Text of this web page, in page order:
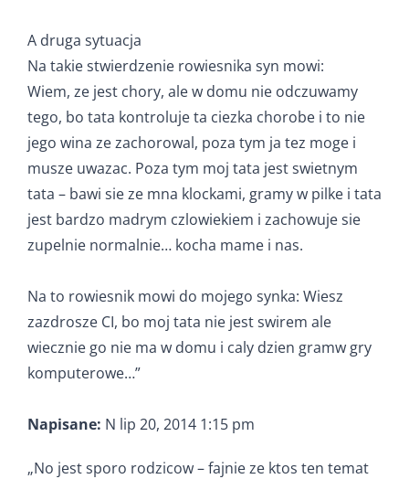
A druga sytuacja
Na takie stwierdzenie rowiesnika syn mowi:
Wiem, ze jest chory, ale w domu nie odczuwamy
tego, bo tata kontroluje ta ciezka chorobe i to nie
jego wina ze zachorowal, poza tym ja tez moge i
musze uwazac. Poza tym moj tata jest swietnym
tata – bawi sie ze mna klockami, gramy w pilke i tata
jest bardzo madrym czlowiekiem i zachowuje sie
zupelnie normalnie… kocha mame i nas.
Na to rowiesnik mowi do mojego synka: Wiesz
zazdrosze CI, bo moj tata nie jest swirem ale
wiecznie go nie ma w domu i caly dzien gramw gry
komputerowe…”
Napisane: N lip 20, 2014 1:15 pm
„No jest sporo rodzicow – fajnie ze ktos ten temat